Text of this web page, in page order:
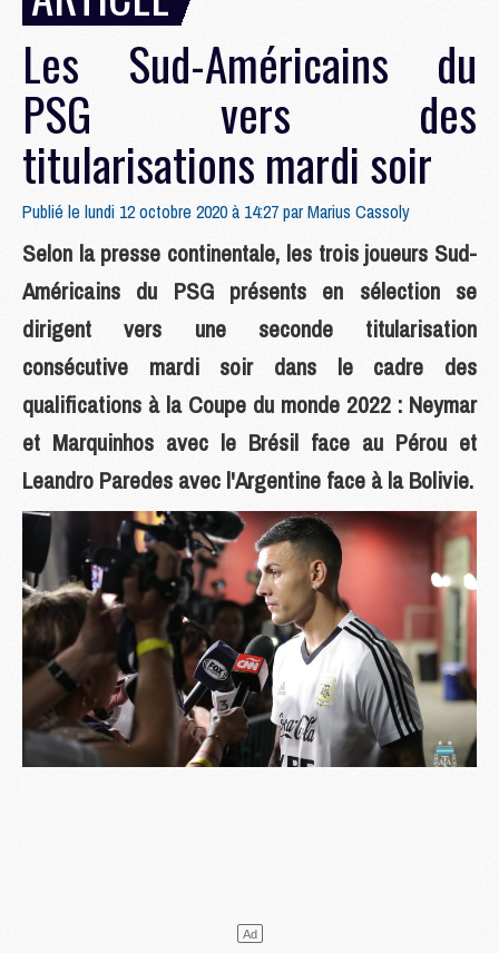
Les Sud-Américains du
PSG vers des
titularisations mardi soir
Publié le lundi 12 octobre 2020 à 14:27 parMarius Cassoly
Selon la presse continentale, les trois joueurs Sud-
Américains du PSG présents en sélection se
dirigent vers une seconde titularisation
consécutive mardi soir dans le cadre des
qualifications à la Coupe du monde 2022 : Neymar
et Marquinhos avec le Brésil face au Pérou et
Leandro Paredes avec l'Argentine face à la Bolivie.